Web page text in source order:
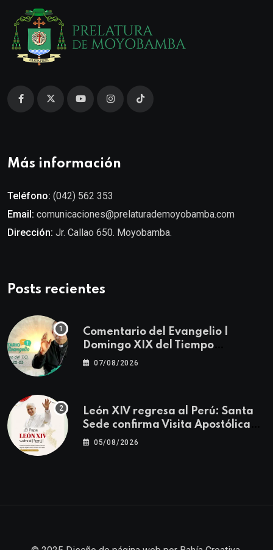
Más información
Teléfono: (042) 562 353
Email: comunicaciones@prelaturademoyobamba.com
Dirección: Jr. Callao 650. Moyobamba.
Posts recientes
Comentario del Evangelio |
Domingo XIX del Tiempo
Ordinario | Mateo 14, 22-23
07/08/2026
León XIV regresa al Perú: Santa
Sede confirma Visita Apostólica
del 11 al 17 de noviembre
05/08/2026